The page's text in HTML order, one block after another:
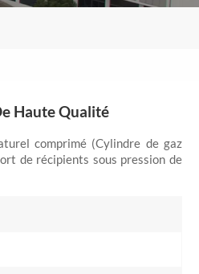
Haute Qualité
comprimé (Cylindre de gaz
de récipients sous pression de